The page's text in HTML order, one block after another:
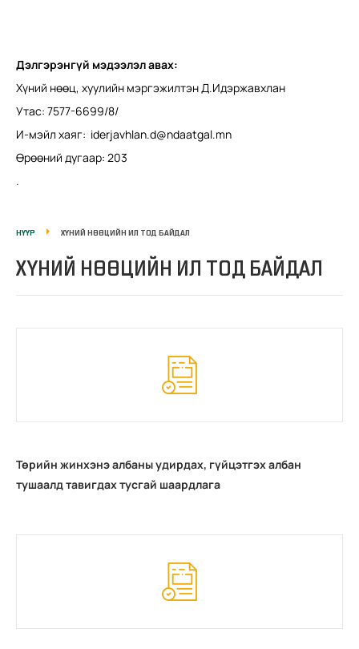
Дэлгэрэнгүй мэдээлэл авах:
Хүний нөөц, хуулийн мэргэжилтэн Д.Идэржавхлан
Утас: 7577-6699/8/
И-мэйл хаяг: iderjavhlan.d@ndaatgal.mn
Өрөөний дугаар: 203
.
НҮҮР ХҮНИЙ НӨӨЦИЙН ИЛ ТОД БАЙДАЛ
ХҮНИЙ НӨӨЦИЙН ИЛ ТОД БАЙДАЛ
Төрийн жинхэнэ албаны удирдах, гүйцэтгэх албан
тушаалд тавигдах тусгай шаардлага